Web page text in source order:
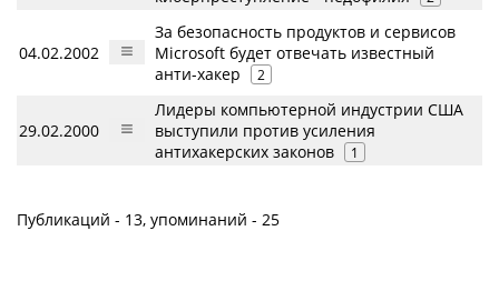
04.02.2002
За безопасность продуктов и сервисов
Microsoft будет отвечать известный
анти-хакер
2
29.02.2000
Лидеры компьютерной индустрии США
выступили против усиления
антихакерских законов
1
Публикаций - 13, упоминаний - 25